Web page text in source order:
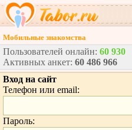
Мобильные знакомства
Пользователей онлайн: 60 930
Активных анкет: 60 486 966
Вход на сайт
Телефон или email:
Пароль: